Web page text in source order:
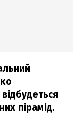
пірамід.